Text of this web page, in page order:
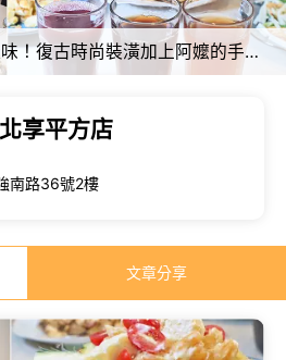
新竹聚餐推薦真珠台灣佳味！復古時尚裝潢加上阿嬤的手路菜經典重現，竹北享平方美食餐廳
享平方店
南路36號2樓
文章分享